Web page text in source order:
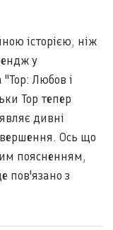
історією, ніж
у
"Тор: Любов і
Тор тепер
дивні
Ось що
поясненням,
пов'язано з